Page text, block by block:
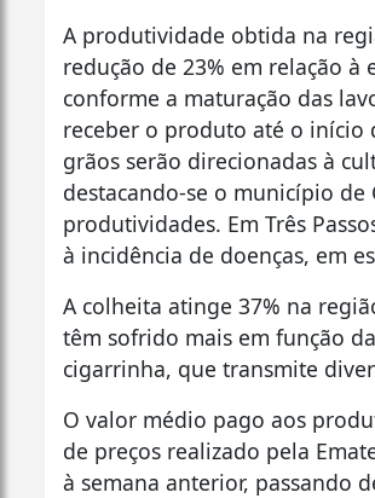
A produtividade obtida na
redução de 23% em relação
conforme a maturação das
receber o produto até o início
grãos serão direcionadas à
destacando-se o município de
produtividades. Em Três
à incidência de doenças, em
A colheita atinge 37% na
têm sofrido mais em função
cigarrinha, que transmite
O valor médio pago aos
de preços realizado pela
à semana anterior, passando